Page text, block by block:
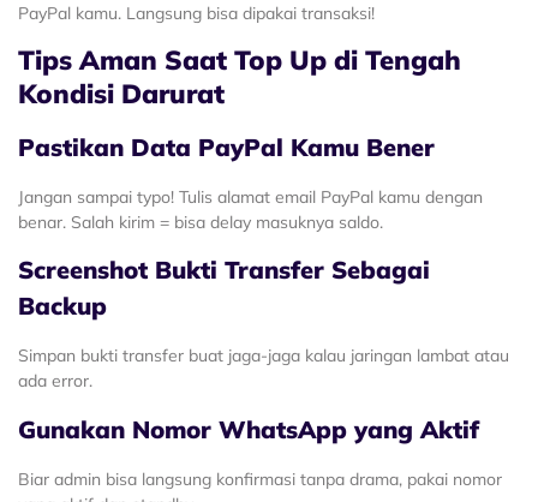
PayPal kamu. Langsung bisa dipakai transaksi!
Tips Aman Saat Top Up di Tengah
Kondisi Darurat
Pastikan Data PayPal Kamu Bener
Jangan sampai typo! Tulis alamat email PayPal kamu dengan
benar. Salah kirim = bisa delay masuknya saldo.
Screenshot Bukti Transfer Sebagai
Backup
Simpan bukti transfer buat jaga-jaga kalau jaringan lambat atau
ada error.
Gunakan Nomor WhatsApp yang Aktif
Biar admin bisa langsung konfirmasi tanpa drama, pakai nomor